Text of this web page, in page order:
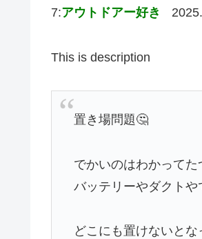
7:アウトドアー好き
This is description
置き場問題🤔
でかいのはわかってた
バッテリーやダクトや
どこにも置けないと